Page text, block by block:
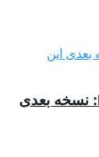
کارگردان بازی Marvel’s Spider-Man 2: نسخه‌ بعدی